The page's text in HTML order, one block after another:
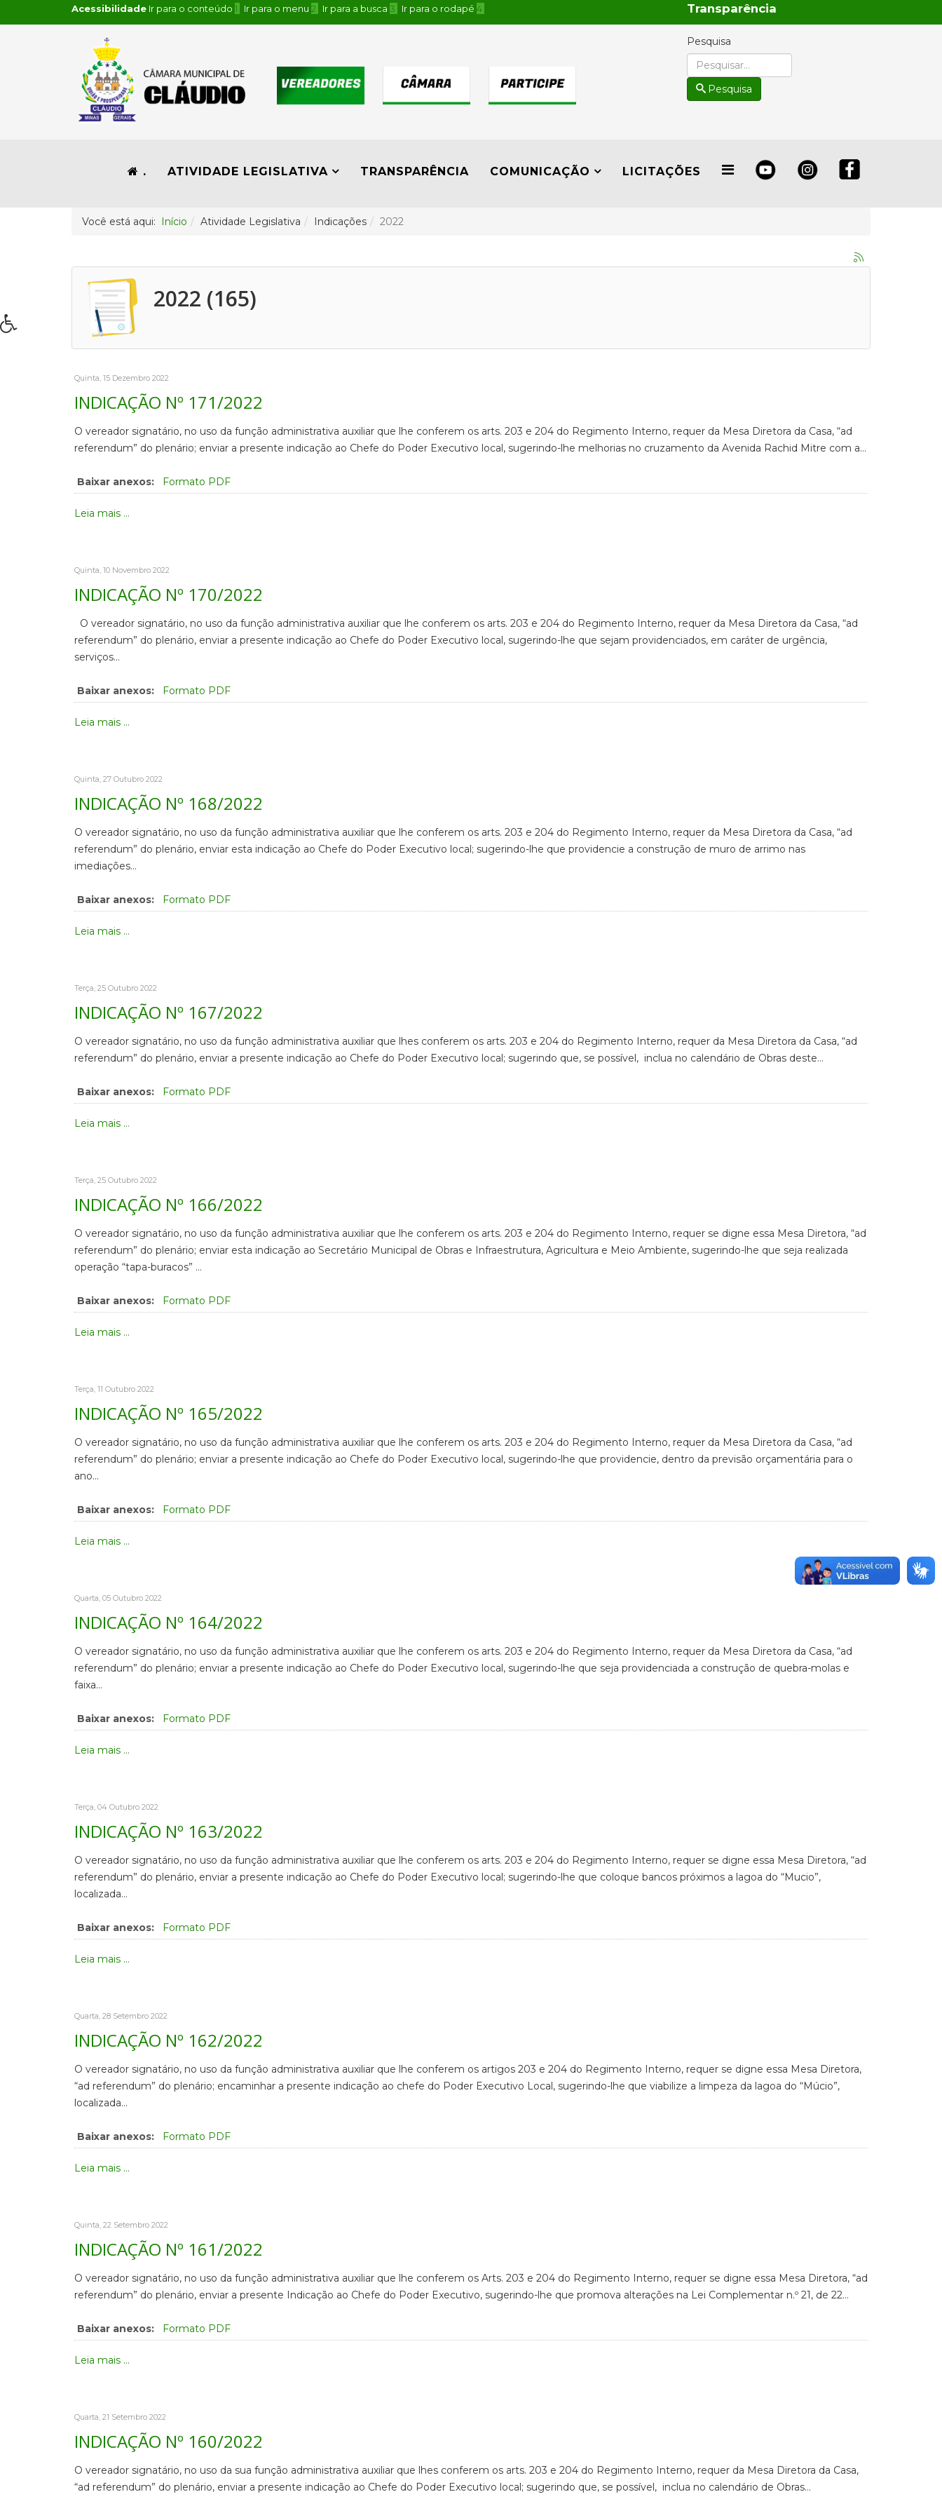
Acessibilidade Ir para o conteúdo 1 Ir para o menu 2 Ir para a busca 3 Ir para o rodapé 4 Transparência
Pesquisa
Pesquisa
. ATIVIDADE LEGISLATIVA TRANSPARÊNCIA COMUNICAÇÃO LICITAÇÕES
Você está aqui: Início Atividade Legislativa Indicações 2022
2022 (165)
Quinta, 15 Dezembro 2022
INDICAÇÃO Nº 171/2022
O vereador signatário, no uso da função administrativa auxiliar que lhe conferem os arts. 203 e 204 do Regimento Interno, requer da Mesa Diretora da Casa, “ad
referendum” do plenário; enviar a presente indicação ao Chefe do Poder Executivo local, sugerindo-lhe melhorias no cruzamento da Avenida Rachid Mitre com a…
Baixar anexos: Formato PDF
Leia mais ...
Quinta, 10 Novembro 2022
INDICAÇÃO Nº 170/2022
O vereador signatário, no uso da função administrativa auxiliar que lhe conferem os arts. 203 e 204 do Regimento Interno, requer da Mesa Diretora da Casa, “ad
referendum” do plenário, enviar a presente indicação ao Chefe do Poder Executivo local, sugerindo-lhe que sejam providenciados, em caráter de urgência,
serviços…
Baixar anexos: Formato PDF
Leia mais ...
Quinta, 27 Outubro 2022
INDICAÇÃO Nº 168/2022
O vereador signatário, no uso da função administrativa auxiliar que lhe conferem os arts. 203 e 204 do Regimento Interno, requer da Mesa Diretora da Casa, “ad
referendum” do plenário, enviar esta indicação ao Chefe do Poder Executivo local; sugerindo-lhe que providencie a construção de muro de arrimo nas
imediações…
Baixar anexos: Formato PDF
Leia mais ...
Terça, 25 Outubro 2022
INDICAÇÃO Nº 167/2022
O vereador signatário, no uso da função administrativa auxiliar que lhes conferem os arts. 203 e 204 do Regimento Interno, requer da Mesa Diretora da Casa, “ad
referendum” do plenário, enviar a presente indicação ao Chefe do Poder Executivo local; sugerindo que, se possível, inclua no calendário de Obras deste…
Baixar anexos: Formato PDF
Leia mais ...
Terça, 25 Outubro 2022
INDICAÇÃO Nº 166/2022
O vereador signatário, no uso da função administrativa auxiliar que lhe conferem os arts. 203 e 204 do Regimento Interno, requer se digne essa Mesa Diretora, “ad
referendum” do plenário; enviar esta indicação ao Secretário Municipal de Obras e Infraestrutura, Agricultura e Meio Ambiente, sugerindo-lhe que seja realizada
operação “tapa-buracos” …
Baixar anexos: Formato PDF
Leia mais ...
Terça, 11 Outubro 2022
INDICAÇÃO Nº 165/2022
O vereador signatário, no uso da função administrativa auxiliar que lhe conferem os arts. 203 e 204 do Regimento Interno, requer da Mesa Diretora da Casa, “ad
referendum” do plenário; enviar a presente indicação ao Chefe do Poder Executivo local, sugerindo-lhe que providencie, dentro da previsão orçamentária para o
ano…
Baixar anexos: Formato PDF
Leia mais ...
Quarta, 05 Outubro 2022
INDICAÇÃO Nº 164/2022
O vereador signatário, no uso da função administrativa auxiliar que lhe conferem os arts. 203 e 204 do Regimento Interno, requer da Mesa Diretora da Casa, “ad
referendum” do plenário; enviar a presente indicação ao Chefe do Poder Executivo local, sugerindo-lhe que seja providenciada a construção de quebra-molas e
faixa…
Baixar anexos: Formato PDF
Leia mais ...
Terça, 04 Outubro 2022
INDICAÇÃO Nº 163/2022
O vereador signatário, no uso da função administrativa auxiliar que lhe conferem os arts. 203 e 204 do Regimento Interno, requer se digne essa Mesa Diretora, “ad
referendum” do plenário, enviar a presente indicação ao Chefe do Poder Executivo local; sugerindo-lhe que coloque bancos próximos a lagoa do “Mucio”,
localizada…
Baixar anexos: Formato PDF
Leia mais ...
Quarta, 28 Setembro 2022
INDICAÇÃO Nº 162/2022
O vereador signatário, no uso da função administrativa auxiliar que lhe conferem os artigos 203 e 204 do Regimento Interno, requer se digne essa Mesa Diretora,
“ad referendum” do plenário; encaminhar a presente indicação ao chefe do Poder Executivo Local, sugerindo-lhe que viabilize a limpeza da lagoa do “Múcio”,
localizada…
Baixar anexos: Formato PDF
Leia mais ...
Quinta, 22 Setembro 2022
INDICAÇÃO Nº 161/2022
O vereador signatário, no uso da função administrativa auxiliar que lhe conferem os Arts. 203 e 204 do Regimento Interno, requer se digne essa Mesa Diretora, “ad
referendum” do plenário, enviar a presente Indicação ao Chefe do Poder Executivo, sugerindo-lhe que promova alterações na Lei Complementar n.º 21, de 22…
Baixar anexos: Formato PDF
Leia mais ...
Quarta, 21 Setembro 2022
INDICAÇÃO Nº 160/2022
O vereador signatário, no uso da sua função administrativa auxiliar que lhes conferem os arts. 203 e 204 do Regimento Interno, requer da Mesa Diretora da Casa,
“ad referendum” do plenário, enviar a presente indicação ao Chefe do Poder Executivo local; sugerindo que, se possível, inclua no calendário de Obras…